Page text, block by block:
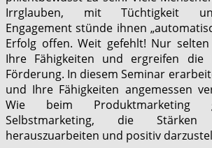
Irrglauben, mit Tüchtigkeit
Engagement stünde ihnen
Erfolg offen. Weit gefehlt! Nur
Ihre Fähigkeiten und ergreifen
Förderung. In diesem Seminar
und Ihre Fähigkeiten angemessen
Wie beim
Selbstmarketing, die
herauszuarbeiten und positiv